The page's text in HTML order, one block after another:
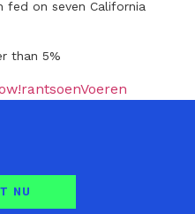
on seven California
than 5%
rantsoenVoeren
NU